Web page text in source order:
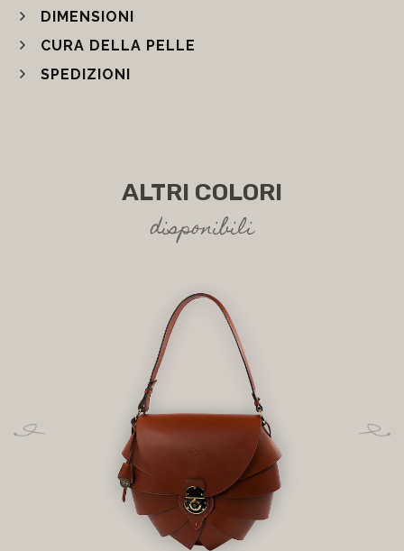
DIMENSIONI
CURA DELLA PELLE
SPEDIZIONI
ALTRI COLORI
disponibili